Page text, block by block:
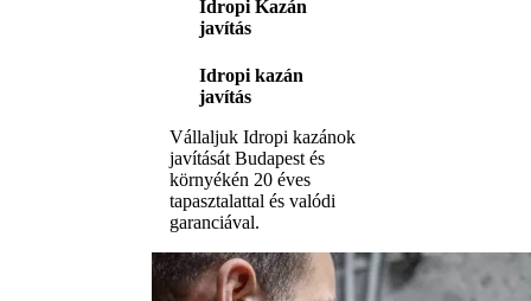
Idropi Kazán
javítás
Idropi kazán
javítás
Vállaljuk Idropi kazánok
javítását Budapest és
környékén 20 éves
tapasztalattal és valódi
garanciával.